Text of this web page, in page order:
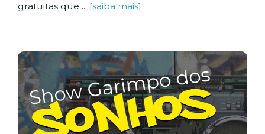
gratuitas que ... [saiba mais]